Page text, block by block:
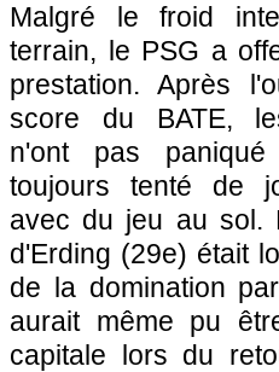
Malgré le froid
terrain, le PSG a
prestation. Après
score du BATE,
n'ont pas
toujours tenté de
avec du jeu au sol.
d'Erding (29e) était
de la domination
aurait même pu
capitale lors du